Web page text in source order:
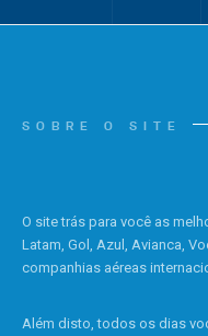
SOBRE O SITE
O site trás para você as
Latam, Gol, Azul, Avianca,
companhias aéreas
Além disto, todos os dias